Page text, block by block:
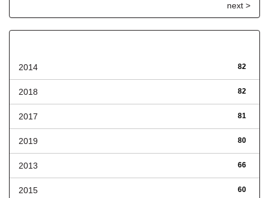
next >
82
2014
82
2018
81
2017
80
2019
66
2013
60
2015